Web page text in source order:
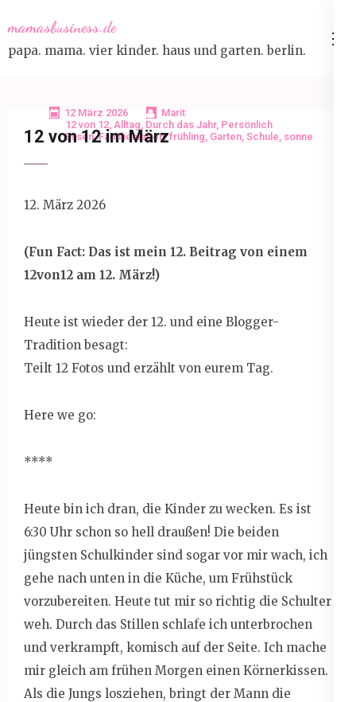
to
content
mamasbusiness.de
papa. mama. vier kinder. haus und garten. berlin.
12 März 2026
Marit
12 von 12, Alltag, Durch das Jahr, Persönlich
Essen,Familienleben,frühling, Garten, Schule, sonne
12 von 12 im März
12. März 2026
(Fun Fact: Das ist mein 12. Beitrag von einem
12von12 am 12. März!)
Heute ist wieder der 12. und eine Blogger-
Tradition besagt:
Teilt 12 Fotos und erzählt von eurem Tag.
Here we go:
****
Heute bin ich dran, die Kinder zu wecken. Es ist
6:30 Uhr schon so hell draußen! Die beiden
jüngsten Schulkinder sind sogar vor mir wach, ich
gehe nach unten in die Küche, um Frühstück
vorzubereiten. Heute tut mir so richtig die Schulter
weh. Durch das Stillen schlafe ich unterbrochen
und verkrampft, komisch auf der Seite. Ich mache
mir gleich am frühen Morgen einen Körnerkissen.
Als die Jungs losziehen, bringt der Mann die